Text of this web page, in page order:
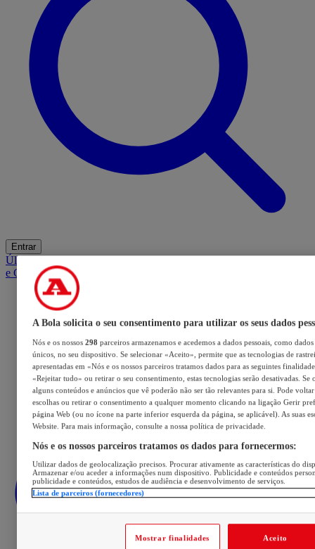
Entrar
ÚltimasMercadoOpiniãoiGaming HubA BOLA SUGEREBarba
e Cabelo
A Bola solicita o seu consentimento para utilizar os seus dados
Nós e os nossos 298 parceiros armazenamos e acedemos a dados pessoais, como
únicos, no seu dispositivo. Se selecionar «Aceito», permite que as tecnologias de
apresentadas em «Nós e os nossos parceiros tratamos dados para as seguintes
«Rejeitar tudo» ou retirar o seu consentimento, estas tecnologias serão desativadas. Se
alguns conteúdos e anúncios que vê poderão não ser tão relevantes para si. Pode voltar
escolhas ou retirar o consentimento a qualquer momento clicando na ligação Gerir
página Web (ou no ícone na parte inferior esquerda da página, se aplicável). As suas
Website. Para mais informação, consulte a nossa política de privacidade.
Nós e os nossos parceiros tratamos os dados para fornecermos:
Utilizar dados de geolocalização precisos. Procurar ativamente as características do
Armazenar e/ou aceder a informações num dispositivo. Publicidade e conteúdos
publicidade e conteúdos, estudos de audiência e desenvolvimento de serviços.
Lista de parceiros (fornecedores)
Mostrar finalidades Aceito